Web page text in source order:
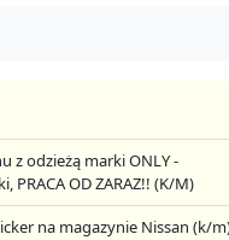
z odzieżą marki ONLY -
OD ZARAZ!! (K/M)
na magazynie Nissan (k/